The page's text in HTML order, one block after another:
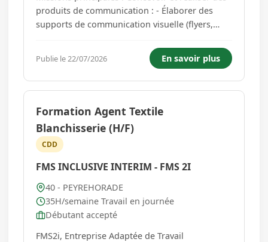
produits de communication : - Élaborer des
supports de communication visuelle (flyers,
articles, invitations, cartes ; - Adapter les
messages aux supports de communication et
aux publics ciblés ; -...
Publie le 22/07/2026 En savoir plus
Formation Agent Textile
Blanchisserie (H/F)
CDD
FMS INCLUSIVE INTERIM - FMS 2I
40 - PEYREHORADE
35H/semaine Travail en journée
Débutant accepté
FMS2i, Entreprise Adaptée de Travail